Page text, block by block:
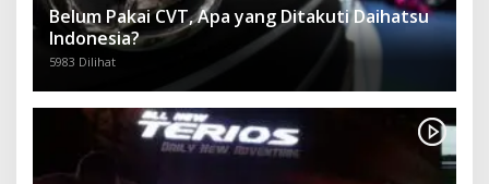
Belum Pakai CVT, Apa yang Ditakuti Daihatsu
Indonesia?
5983 Dilihat